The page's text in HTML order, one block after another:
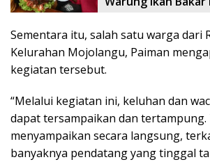
Sementara itu, salah satu warga dari
Kelurahan Mojolangu, Paiman
kegiatan tersebut.
“Melalui kegiatan ini, keluhan dan
dapat tersampaikan dan tertampung.
menyampaikan secara langsung,
banyaknya pendatang yang tinggal